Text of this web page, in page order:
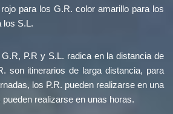
para los G.R. color amarillo para los
los S.L.
P.R y S.L. radica en la distancia de
son itinerarios de larga distancia, para
los P.R. pueden realizarse en una
realizarse en unas horas.